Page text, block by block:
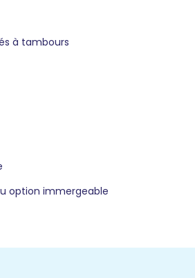
à tambours
option immergeable